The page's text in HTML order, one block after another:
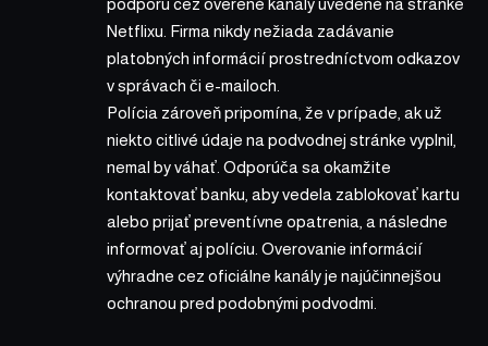
podporu cez overené kanály uvedené na stránke
Netflixu. Firma nikdy nežiada zadávanie
platobných informácií prostredníctvom odkazov
v správach či e-mailoch.
Polícia zároveň pripomína, že v prípade, ak už
niekto citlivé údaje na podvodnej stránke vyplnil,
nemal by váhať. Odporúča sa okamžite
kontaktovať banku, aby vedela zablokovať kartu
alebo prijať preventívne opatrenia, a následne
informovať aj políciu. Overovanie informácií
výhradne cez oficiálne kanály je najúčinnejšou
ochranou pred podobnými podvodmi.